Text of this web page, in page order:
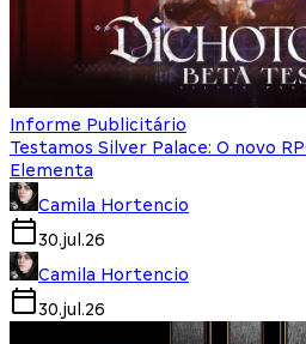
Informe Publicitário
Testamos Silver Palace: O novo
Elementa
Camila Hortencio
30.jul.26
Camila Hortencio
30.jul.26